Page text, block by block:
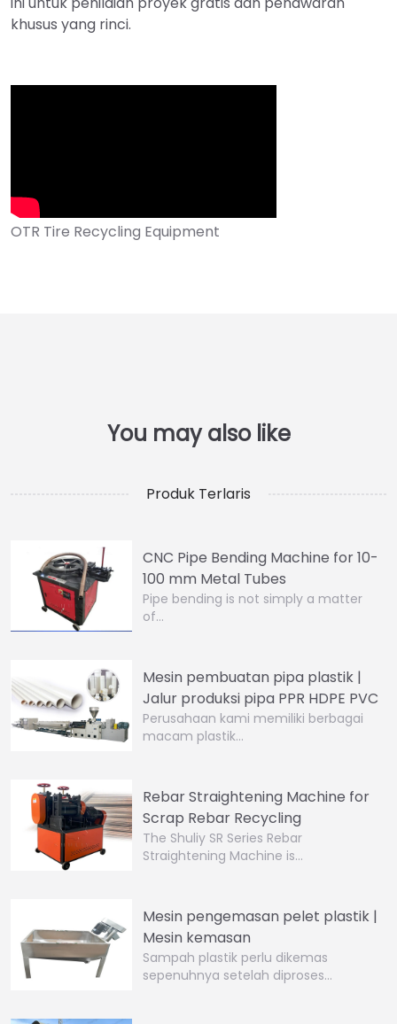
khusus yang rinci.
Produk Terlaris
CNC Pipe Bending Machine for 10-
100 mm Metal Tubes
Pipe bending is not simply a matter
of…
Mesin pembuatan pipa plastik |
Jalur produksi pipa PPR HDPE PVC
Perusahaan kami memiliki berbagai
macam plastik…
Rebar Straightening Machine for
Scrap Rebar Recycling
The Shuliy SR Series Rebar
Straightening Machine is…
Mesin pengemasan pelet plastik |
Mesin kemasan
Sampah plastik perlu dikemas
sepenuhnya setelah diproses…